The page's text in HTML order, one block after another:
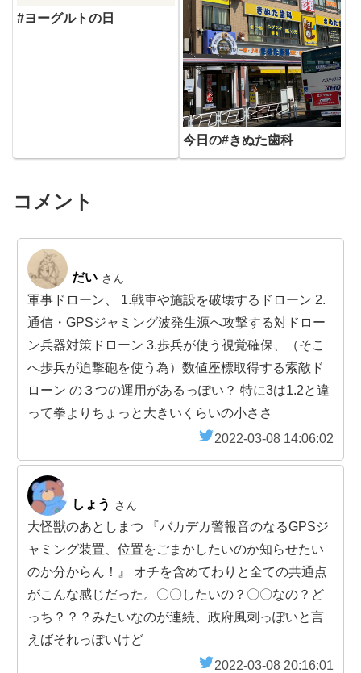
#ヨーグルトの日
今日の#きぬた歯科
コメント
だい さん
軍事ドローン、 1.戦車や施設を破壊するドローン 2.
通信・GPSジャミング波発生源へ攻撃する対ドロー
ン兵器対策ドローン 3.歩兵が使う視覚確保、（そこ
へ歩兵が迫撃砲を使う為）数値座標取得する索敵ド
ローン の３つの運用があるっぽい？ 特に3は1.2と違
って拳よりちょっと大きいくらいの小ささ
2022-03-08 14:06:02
しょう さん
大怪獣のあとしまつ 『バカデカ警報音のなるGPSジ
ャミング装置、位置をごまかしたいのか知らせたい
のか分からん！』 オチを含めてわりと全ての共通点
がこんな感じだった。〇〇したいの？〇〇なの？ど
っち？？？みたいなのが連続、政府風刺っぽいと言
えばそれっぽいけど
2022-03-08 20:16:01